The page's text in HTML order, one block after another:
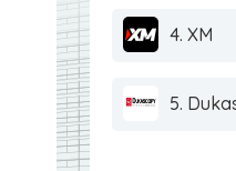
4. XM
5.